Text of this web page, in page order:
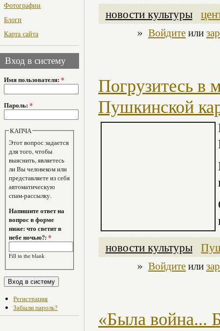
Фотографии
Блоги
Карта сайта
Вход в систему
Имя пользователя: *
Пароль: *
КАПЧА
Этот вопрос задается
для того, чтобы
выяснить, являетесь
ли Вы человеком или
представляете из себя
автоматическую
спам-рассылку.
Напишите ответ на
вопрос в форме
ниже: что светит в
небе ночью?:*
Fill in the blank
Регистрация
Забыли пароль?
новости культуры
» Войдитеили
Погрузитесь в
Пушкинской
новости культуры
» Войдитеили
«Была война...